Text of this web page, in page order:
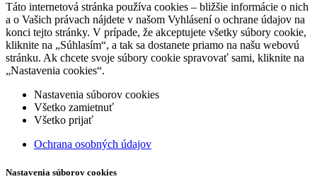
Táto internetová stránka používa cookies – bližšie informácie o nich
a o Vašich právach nájdete v našom Vyhlásení o ochrane údajov na
konci tejto stránky. V prípade, že akceptujete všetky súbory cookie,
kliknite na „Súhlasím“, a tak sa dostanete priamo na našu webovú
stránku. Ak chcete svoje súbory cookie spravovať sami, kliknite na
„Nastavenia cookies“.
Nastavenia súborov cookies
Všetko zamietnuť
Všetko prijať
Ochrana osobných údajov
Nastavenia súborov cookies